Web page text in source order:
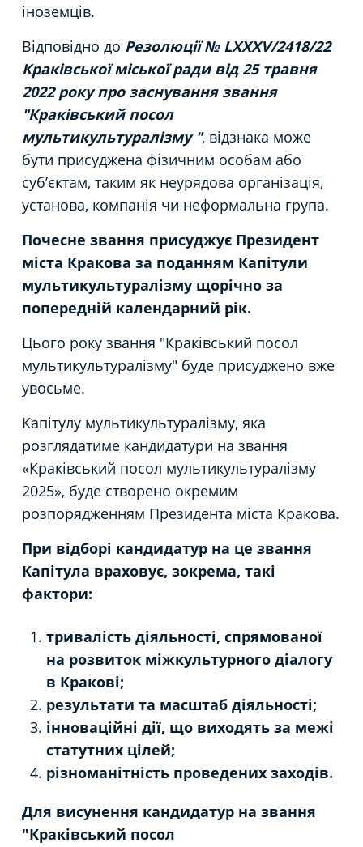
іноземців.
Відповідно до Резолюції № LXXXV/2418/22
Краківської міської ради від 25 травня
2022 року про заснування звання
"Краківський посол
мультикультуралізму ", відзнака може
бути присуджена фізичним особам або
суб’єктам, таким як неурядова організація,
установа, компанія чи неформальна група.
Почесне звання присуджує Президент
міста Кракова за поданням Капітули
мультикультуралізму щорічно за
попередній календарний рік.
Цього року звання "Краківський посол
мультикультуралізму" буде присуджено вже
увосьме.
Капітулу мультикультуралізму, яка
розглядатиме кандидатури на звання
«Краківський посол мультикультуралізму
2025», буде створено окремим
розпорядженням Президента міста Кракова.
При відборі кандидатур на це звання
Капітула враховує, зокрема, такі
фактори:
тривалість діяльності, спрямованої
на розвиток міжкультурного діалогу
в Кракові;
результати та масштаб діяльності;
інноваційні дії, що виходять за межі
статутних цілей;
різноманітність проведених заходів.
Для висунення кандидатур на звання
"Краківський посол